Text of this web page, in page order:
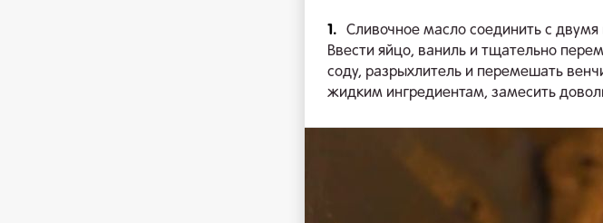
1.
Сливочное масло соединить с
Ввести яйцо, ваниль и тщательно
соду, разрыхлитель и перемешать
жидким ингредиентам, замесить